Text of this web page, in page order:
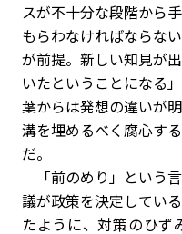
スが不十分な段階から
もらわなければならな
が前提。新しい知見が
いたということになる
葉からは発想の違いが
溝を埋めるべく腐心す
だ。
「前のめり」という
議が政策を決定してい
たように、対策のひず